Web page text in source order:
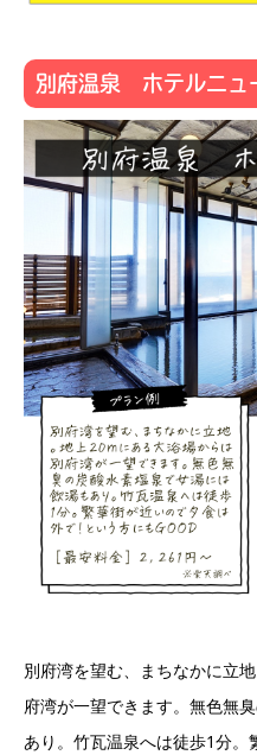
別府温泉 ホテルニュ
別府湾を望む、まちなかに立
府湾が一望できます。無色無
あり。竹瓦温泉へは徒歩1分。